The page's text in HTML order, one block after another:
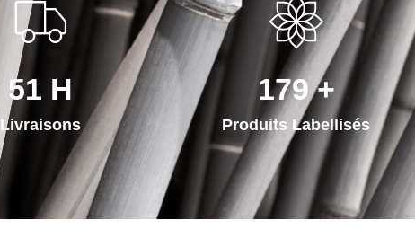
72 H
Livraisons
250+
Produits Labellisés